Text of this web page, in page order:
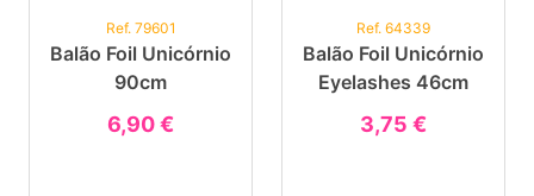
Ref. 79601
Balão Foil Unicórnio
90cm
6,90 €
Ref. 64339
Balão Foil Unicórnio
Eyelashes 46cm
3,75 €